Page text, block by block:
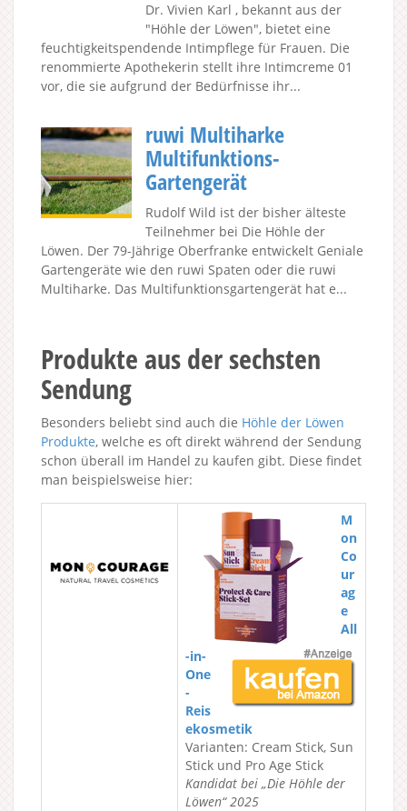
Dr. Vivien Karl , bekannt aus der
"Höhle der Löwen", bietet eine
feuchtigkeitspendende Intimpflege für Frauen. Die
renommierte Apothekerin stellt ihre Intimcreme 01
vor, die sie aufgrund der Bedürfnisse ihr...
ruwi Multiharke
Multifunktions-
Gartengerät
Rudolf Wild ist der bisher älteste
Teilnehmer bei Die Höhle der
Löwen. Der 79-Jährige Oberfranke entwickelt Geniale
Gartengeräte wie den ruwi Spaten oder die ruwi
Multiharke. Das Multifunktionsgartengerät hat e...
Produkte aus der sechsten
Sendung
Besonders beliebt sind auch die Höhle der Löwen
Produkte, welche es oft direkt während der Sendung
schon überall im Handel zu kaufen gibt. Diese findet
man beispielsweise hier:
M
on
Co
ur
ag
e
All
-in-
One
-
Reis
ekosmetik
Varianten: Cream Stick, Sun
Stick und Pro Age Stick
Kandidat bei „Die Höhle der
Löwen“ 2025